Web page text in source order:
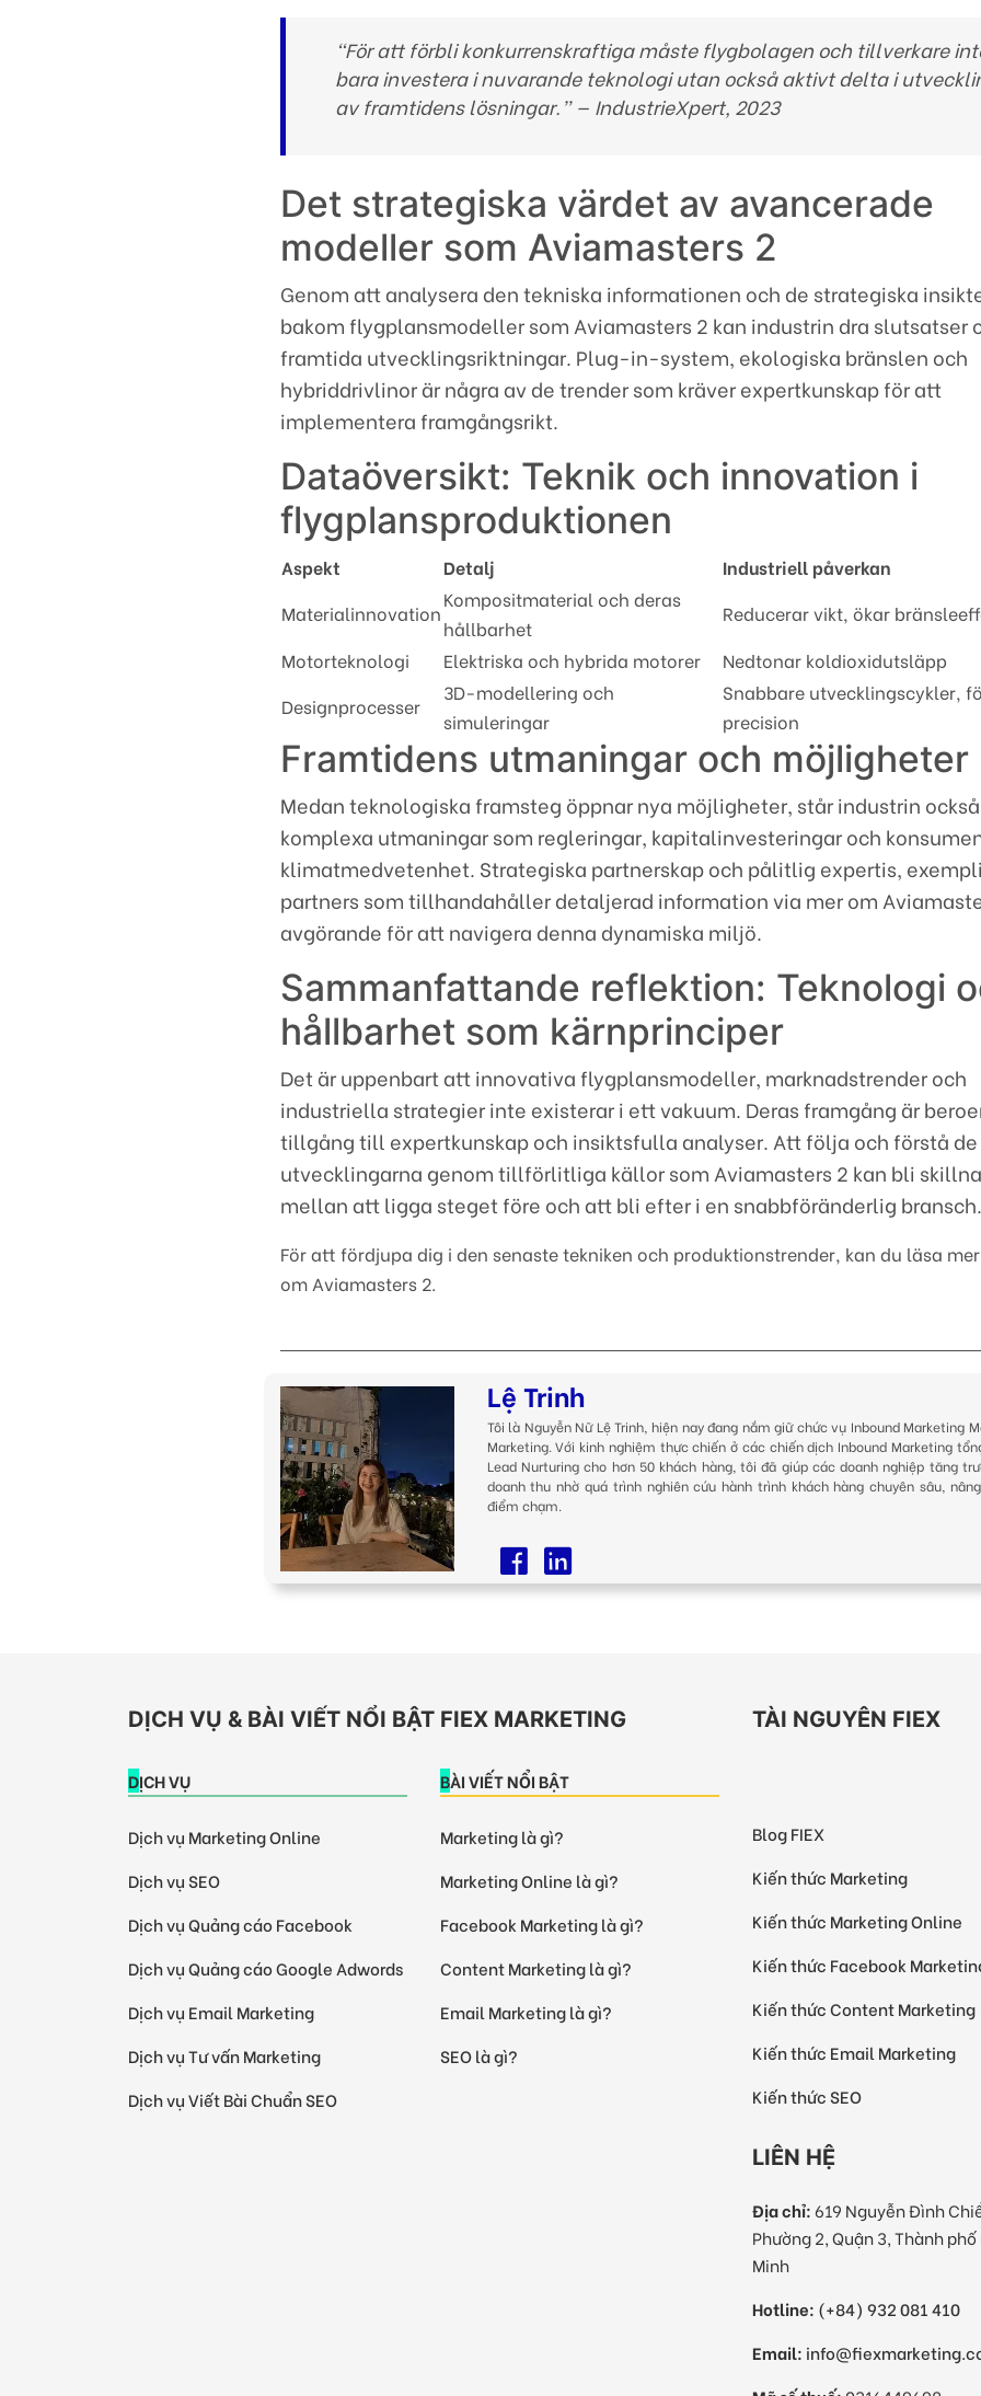
“För att förbli konkurrenskraftiga måste flygbolagen och tillverkare
bara investera i nuvarande teknologi utan också aktivt delta i
av framtidens lösningar.” — IndustrieXpert, 2023
Det strategiska värdet av avancerade
modeller som Aviamasters 2
Genom att analysera den tekniska informationen och de strategiska
bakom flygplansmodeller som Aviamasters 2 kan industrin dra slutsatser
framtida utvecklingsriktningar. Plug-in-system, ekologiska bränslen och
hybriddrivlinor är några av de trender som kräver expertkunskap för att
implementera framgångsrikt.
Dataöversikt: Teknik och innovation i
flygplansproduktionen
Aspekt Detalj
Industriell påverkan
Materialinnovation
Kompositmaterial och deras
hållbarhet
Reducerar vikt, ökar
Motorteknologi
Elektriska och hybrida motorer
Nedtonar koldioxidutsläpp
Designprocesser
3D-modellering och
simuleringar
Snabbare utvecklingscykler,
precision
Framtidens utmaningar och möjligheter
Medan teknologiska framsteg öppnar nya möjligheter, står industrin
komplexa utmaningar som regleringar, kapitalinvesteringar och
klimatmedvetenhet. Strategiska partnerskap och pålitlig expertis,
partners som tillhandahåller detaljerad information via mer om
avgörande för att navigera denna dynamiska miljö.
Sammanfattande reflektion: Teknologi
hållbarhet som kärnprinciper
Det är uppenbart att innovativa flygplansmodeller, marknadstrender och
industriella strategier inte existerar i ett vakuum. Deras framgång är
tillgång till expertkunskap och insiktsfulla analyser. Att följa och förstå
utvecklingarna genom tillförlitliga källor som Aviamasters 2 kan bli
mellan att ligga steget före och att bli efter i en snabbföränderlig bransch.
För att fördjupa dig i den senaste tekniken och produktionstrender, kan du läsa
om Aviamasters 2.
Lệ Trinh
Tôi là Nguyễn Nữ Lệ Trinh, hiện nay đang nắm giữ chức vụ Inbound Marketing
Marketing. Với kinh nghiệm thực chiến ở các chiến dịch Inbound Marketing
Lead Nurturing cho hơn 50 khách hàng, tôi đã giúp các doanh nghiệp tăng
doanh thu nhờ quá trình nghiên cứu hành trình khách hàng chuyên sâu,
điểm chạm.
DỊCH VỤ & BÀI VIẾT NỔI BẬT FIEX MARKETING
DỊCH VỤ
Dịch vụ Marketing Online
Dịch vụ SEO
Dịch vụ Quảng cáo Facebook
Dịch vụ Quảng cáo Google Adwords
Dịch vụ Email Marketing
Dịch vụ Tư vấn Marketing
Dịch vụ Viết Bài Chuẩn SEO
BÀI VIẾT NỔI BẬT
Marketing là gì?
Marketing Online là gì?
Facebook Marketing là gì?
Content Marketing là gì?
Email Marketing là gì?
SEO là gì?
TÀI NGUYÊN FIEX
Blog FIEX
Kiến thức Marketing
Kiến thức Marketing Online
Kiến thức Facebook
Kiến thức Content Marketing
Kiến thức Email Marketing
Kiến thức SEO
LIÊN HỆ
Địa chỉ: 619 Nguyễn Đình
Phường 2, Quận 3, Thành phố
Minh
Hotline: (+84) 932 081 410
Email: